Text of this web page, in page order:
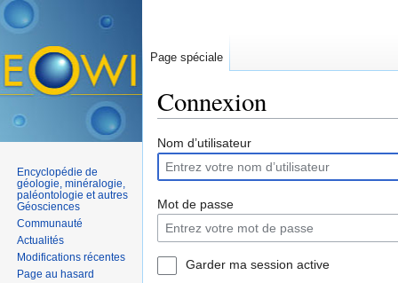
Connexion
Nom d’utilisateur
Mot de passe
Garder ma session active
Page spéciale
Encyclopédie de
géologie, minéralogie,
paléontologie et autres
Géosciences
Communauté
Actualités
Modifications récentes
Page au hasard